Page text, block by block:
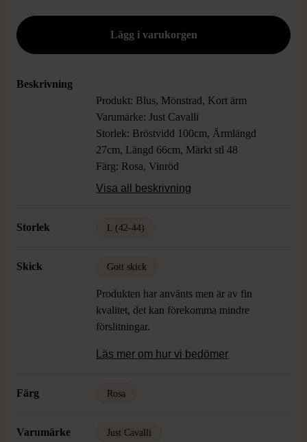
Beskrivning
Produkt: Blus, Mönstrad, Kort ärm
Varumärke: Just Cavalli
Storlek: Bröstvidd 100cm, Ärmlängd
27cm, Längd 66cm, Märkt stl 48
Färg: Rosa, Vinröd
Material: Ingen information
Visa all beskrivning
Storlek L (42-44)
Skick Gott skick
Produkten har använts men är av fin
kvalitet, det kan förekomma mindre
förslitningar.
Läs mer om hur vi bedömer
Färg Rosa
Varumärke Just Cavalli